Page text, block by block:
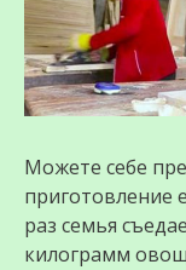
Можете себе
приготовление
раз семья
килограмм